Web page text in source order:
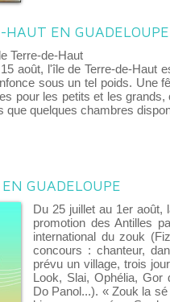
HAUT EN
Terre-de-Haut
août, l'île de Terre-de-Haut
sous un tel poids. Une
pour les petits et les
que quelques chambres
GUADELOUPE
Du 25 juillet au 1er
promotion des Antilles
international du zouk
concours : chanteur,
prévu un village, trois
Look, Slai, Ophélia, Gor
Do Panol...). « Zouk la